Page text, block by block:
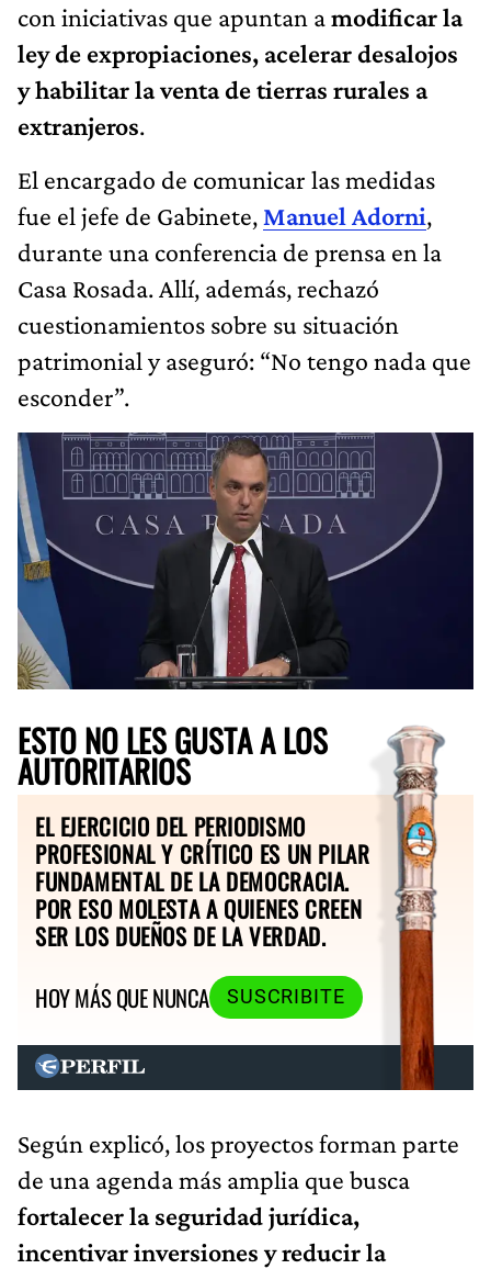
con iniciativas que apuntan amodificar la
ley de expropiaciones, acelerar desalojos
y habilitar la venta de tierras rurales a
extranjeros.
El encargado de comunicar las medidas
fue el jefe de Gabinete, Manuel Adorni,
durante una conferencia de prensa en la
Casa Rosada. Allí, además, rechazó
cuestionamientos sobre su situación
patrimonial y aseguró: “No tengo nada que
esconder”.
ESTO NO LES GUSTA A LOS
AUTORITARIOS
EL EJERCICIO DEL PERIODISMO
PROFESIONAL Y CRÍTICO ES UN PILAR
FUNDAMENTAL DE LA DEMOCRACIA.
POR ESO MOLESTA A QUIENES CREEN
SER LOS DUEÑOS DE LA VERDAD.
HOY MÁS QUE NUNCA
SUSCRIBITE
Según explicó, los proyectos forman parte
de una agenda más amplia que busca
fortalecer la seguridad jurídica,
incentivar inversiones y reducir la